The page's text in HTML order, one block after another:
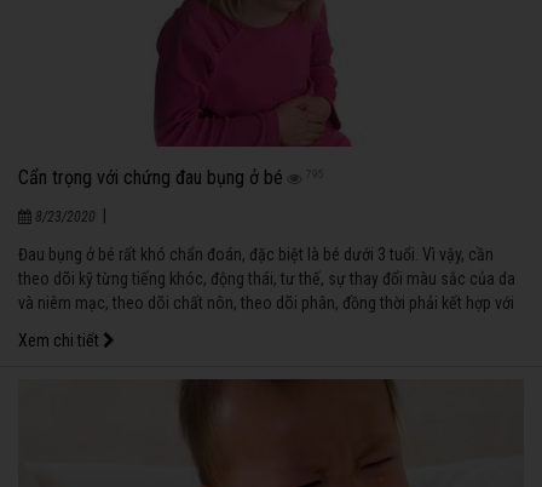
Cẩn trọng với chứng đau bụng ở bé 795
8/23/2020
Đau bụng ở bé rất khó chẩn đoán, đặc biệt là bé dưới 3 tuổi. Vì vậy, cần
theo dõi kỹ từng tiếng khóc, động thái, tư thế, sự thay đổi màu sắc của da
và niêm mạc, theo dõi chất nôn, theo dõi phân, đồng thời phải kết hợp với
khám lâm sàng và kết quả xét nghiệm mới đưa ra chẩn đoán đúng.
Xem chi tiết